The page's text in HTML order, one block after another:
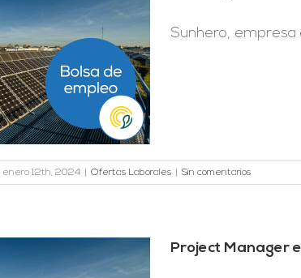
Sunhero, empresa
enero 12th, 2024 Ofertas Laborales Sin comentarios
Project Manager